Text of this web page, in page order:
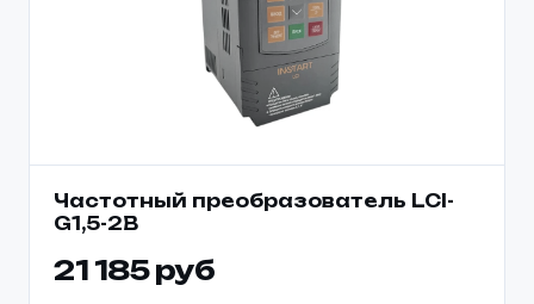
Частотный преобразователь LCI-
G1,5-2B
21 185 руб